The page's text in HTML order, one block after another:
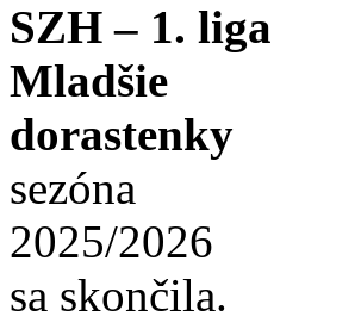
SZH – 1. liga
Mladšie
dorastenky
sezóna
2025/2026
sa skončila.